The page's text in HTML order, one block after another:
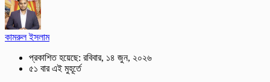
কামরুল ইসলাম
প্রকাশিত হয়েছে: রবিবার, ১৪ জুন, ২০২৬
৫১ বার এই মুহূর্তে